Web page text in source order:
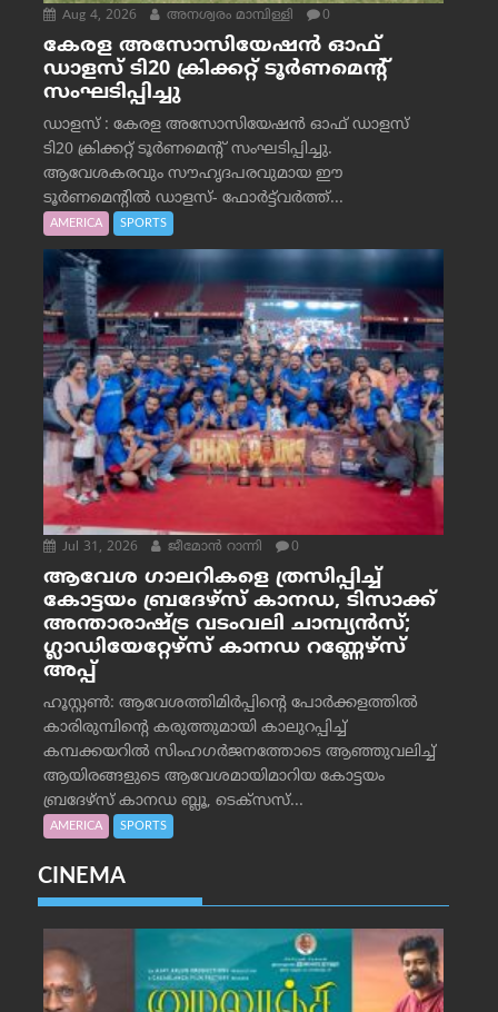
Aug 4, 2026 അനശ്വരം മാമ്പിള്ളി 0
കേരള അസോസിയേഷൻ ഓഫ്
ഡാളസ് ടി20 ക്രിക്കറ്റ് ടൂർണമെന്റ്
സംഘടിപ്പിച്ചു
ഡാളസ് : കേരള അസോസിയേഷൻ ഓഫ് ഡാളസ്
ടി20 ക്രിക്കറ്റ് ടൂർണമെന്റ് സംഘടിപ്പിച്ചു.
ആവേശകരവും സൗഹൃദപരവുമായ ഈ
ടൂർണമെന്റിൽ ഡാളസ്- ഫോർട്ട്‌വര്‍ത്ത്...
AMERICA SPORTS
Jul 31, 2026 ജീമോന്‍ റാന്നി 0
ആവേശ ഗാലറികളെ ത്രസിപ്പിച്ച്
കോട്ടയം ബ്രദേഴ്‌സ് കാനഡ, ടിസാക്ക്
അന്താരാഷ്ട്ര വടംവലി ചാമ്പ്യന്‍സ്;
ഗ്ലാഡിയേറ്റേഴ്‌സ് കാനഡ റണ്ണേഴ്‌സ്
അപ്പ്
ഹൂസ്റ്റണ്‍: ആവേശത്തിമിര്‍പ്പിന്റെ പോര്‍ക്കളത്തില്‍
കാരിരുമ്പിന്റെ കരുത്തുമായി കാലുറപ്പിച്ച്
കമ്പക്കയറില്‍ സിംഹഗര്‍ജനത്തോടെ ആഞ്ഞുവലിച്ച്
ആയിരങ്ങളുടെ ആവേശമായിമാറിയ കോട്ടയം
ബ്രദേഴ്‌സ് കാനഡ ബ്ലൂ, ടെക്‌സസ്...
AMERICA SPORTS
CINEMA